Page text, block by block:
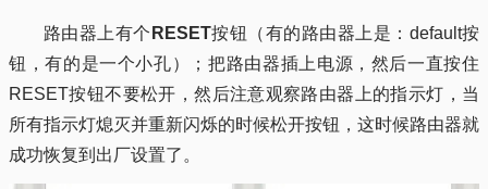
路由器上有个 RESET按钮（有的路由器上是：default按
钮，有的是一个小孔）；把路由器插上电源，然后一直按住
RESET按钮不要松开，然后注意观察路由器上的指示灯，当
所有指示灯熄灭并重新闪烁的时候松开按钮，这时候路由器就
成功恢复到出厂设置了。